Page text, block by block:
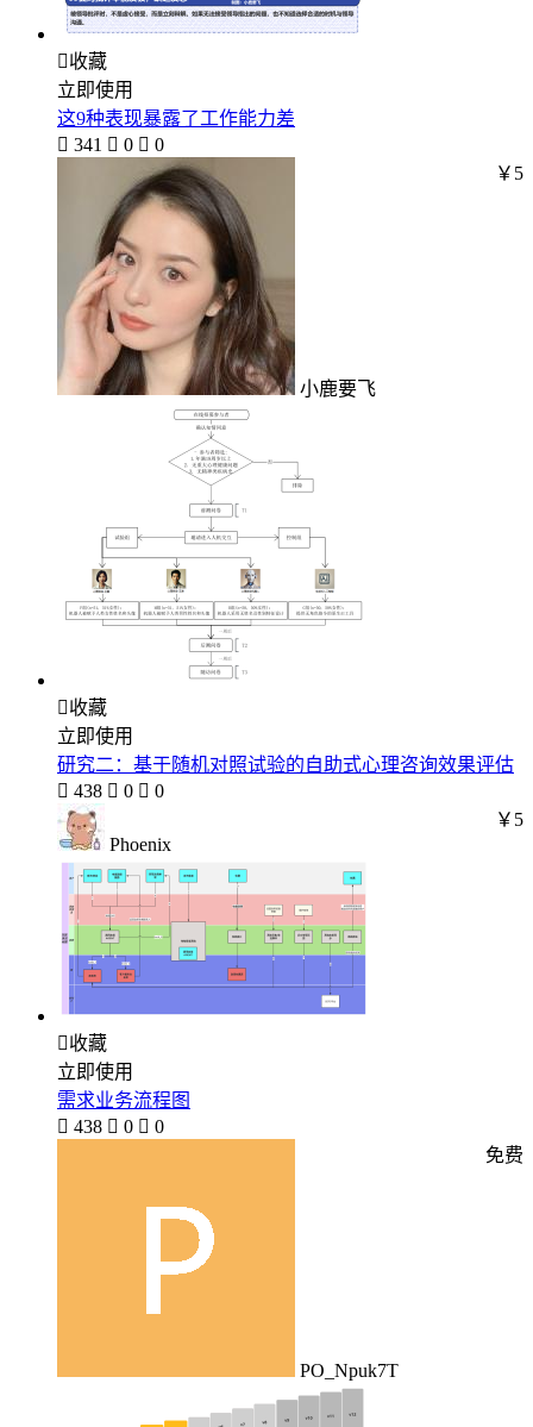
收藏
立即使用
这9种表现暴露了工作能力差
 341  0  0
小鹿要飞
￥5
收藏
立即使用
研究二：基于随机对照试验的自助式心理咨询效果评估
 438  0  0
Phoenix
￥5
收藏
立即使用
需求业务流程图
 438  0  0
PO_Npuk7T
免费